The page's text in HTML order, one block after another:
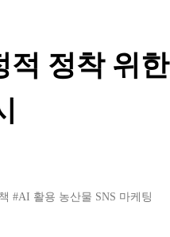
적 정착 위한
#AI 활용 농산물 SNS 마케팅